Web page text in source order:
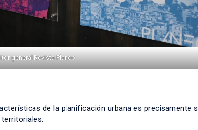
general Revista Planeo
de la planificación urbana es precisamente